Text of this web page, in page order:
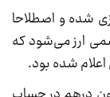
شده و اصطلاحا
ارز می‌شود که
شده بود.